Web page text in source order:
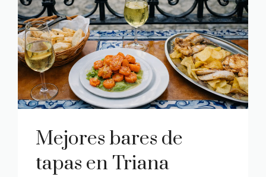
Mejores bares de
tapas en Triana